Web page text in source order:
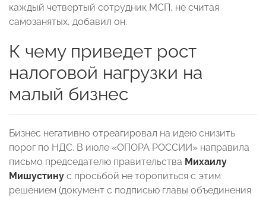
каждый четвертый сотрудник МСП, не считая
самозанятых, добавил он.
К чему приведет рост
налоговой нагрузки на
малый бизнес
Бизнес негативно отреагировал на идею снизить
порог по НДС. В июле «ОПОРА РОССИИ» направила
письмо председателю правительства Михаилу
Мишустину с просьбой не торопиться с этим
решением (документ с подписью главы объединения